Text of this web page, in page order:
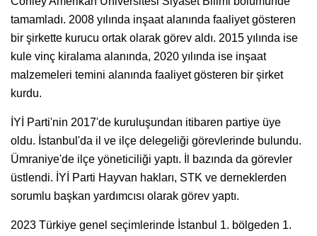
tamamladı. 2008 yılında inşaat alanında faaliyet gösteren
bir şirkette kurucu ortak olarak görev aldı. 2015 yılında ise
kule vinç kiralama alanında, 2020 yılında ise inşaat
malzemeleri temini alanında faaliyet gösteren bir şirket
kurdu.
İYİ Parti'nin 2017'de kuruluşundan itibaren partiye üye
oldu. İstanbul'da il ve ilçe delegeliği görevlerinde bulundu.
Ümraniye'de ilçe yöneticiliği yaptı. İl bazında da görevler
üstlendi. İYİ Parti Hayvan hakları, STK ve derneklerden
sorumlu başkan yardımcısı olarak görev yaptı.
2023 Türkiye genel seçimlerinde İstanbul 1. bölgeden 1.